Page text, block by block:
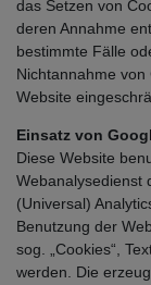
das Setzen von
deren Annahme
bestimmte Fälle
Nichtannahme
Website
Einsatz von
Diese Website
Webanalysedienst
(Universal)
Benutzung der
sog. „Cookies“,
werden. Die